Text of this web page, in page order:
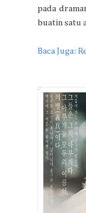
pada
buatin satu
Baca Juga: